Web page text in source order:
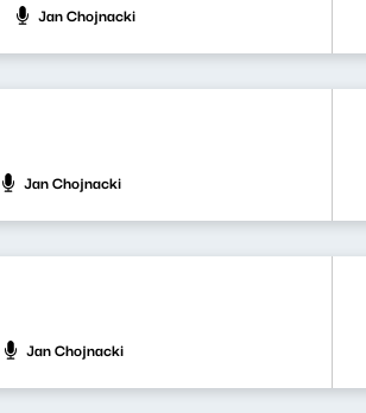
Jan Chojnacki
Jan Chojnacki
Jan Chojnacki